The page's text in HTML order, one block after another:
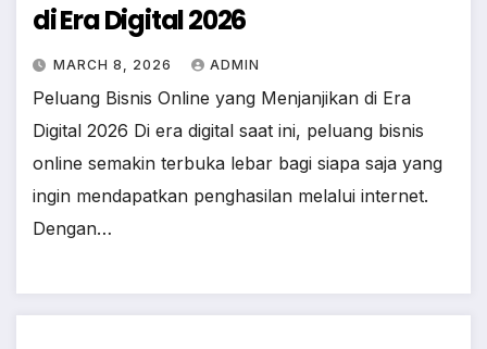
di Era Digital 2026
MARCH 8, 2026 ADMIN
Peluang Bisnis Online yang Menjanjikan di Era
Digital 2026 Di era digital saat ini, peluang bisnis
online semakin terbuka lebar bagi siapa saja yang
ingin mendapatkan penghasilan melalui internet.
Dengan…